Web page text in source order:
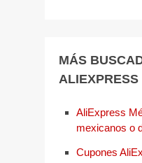
MÁS
ALIEXPRESS
AliExpress
mexicanos o
Cupones